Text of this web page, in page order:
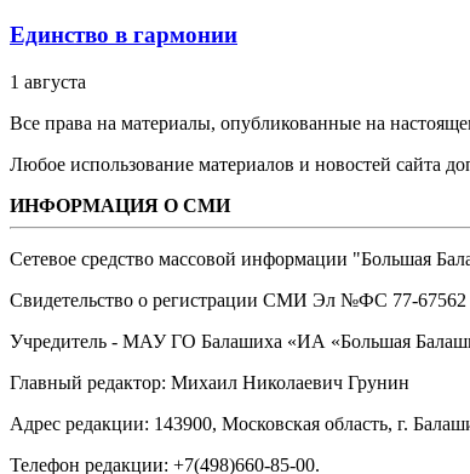
Единство в гармонии
1 августа
Все права на материалы, опубликованные на
Любое использование материалов и новостей сайта
ИНФОРМАЦИЯ О СМИ
Сетевое средство массовой информации "Большая
Свидетельство о регистрации СМИ Эл №ФС ‎77-67562
Учредитель - МАУ ГО Балашиха «ИА «Большая
Главный редактор: Михаил Николаевич Грунин
Адрес редакции: 143900, Московская область, г.
Телефон редакции: +7(498)660-85-00.